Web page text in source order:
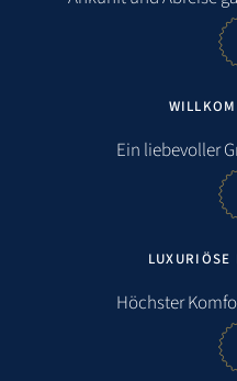
Ein liebevoller
LUXURIÖSE
Höchster